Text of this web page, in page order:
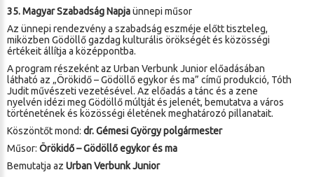
35. Magyar Szabadság Napjaünnepi műsor
Az ünnepi rendezvény a szabadság eszméje előtt tiszteleg,
miközben Gödöllő gazdag kulturális örökségét és közösségi
értékeit állítja a középpontba.
A program részeként az Urban Verbunk Junior előadásában
látható az „Örökidő – Gödöllő egykor és ma” című produkció, Tóth
Judit művészeti vezetésével. Az előadás a tánc és a zene
nyelvén idézi meg Gödöllő múltját és jelenét, bemutatva a város
történetének és közösségi életének meghatározó pillanatait.
Köszöntőt mond: dr. Gémesi György polgármester
Műsor: Örökidő – Gödöllő egykor és ma
Bemutatja az Urban Verbunk Junior